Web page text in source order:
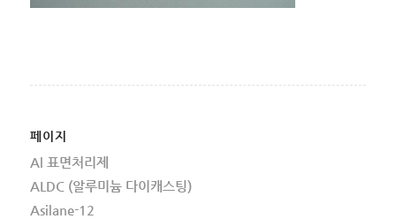
페이지
Al 표면처리제
ALDC (알루미늄 다이캐스팅)
Asilane-12